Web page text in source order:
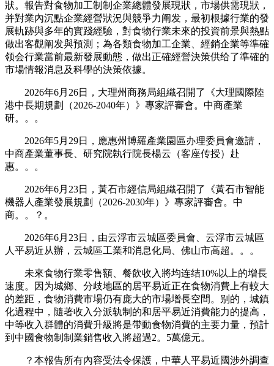
狀。報告對食物加工制制企業總體發展現狀，市場供需現狀，
并對業內沉點企業經營狀況與競爭力阐发，最初根據行業的發
展軌跡與多年的實踐經驗，對食物行業未來的投資前景與熱點
做出客觀阐发與預測；為各類食物加工企業、經銷企業等準確
领会行業當前最新發展動態，做出正確經營決策供给了準確的
市場情報消息及科學的決策依據。
2026年6月26日，大理州商務局組織召開了《大理國際陸
港中長期規劃（2026-2040年）》專家評審會。中商產業
研。。。
2026年5月29日，應惠州博羅產業園區办理委員會邀請，
中商產業董事長、研究院執行院長楊云（客座传授）赴
惠。。。
2026年6月23日，黃石市經信局組織召開了《黃石市智能
機器人產業發展規劃（2026-2030年）》專家評審會。中
商。。？。
2026年6月23日，由云浮市云城區委員會、云浮市云城區
人平易近从辦，云城區工業和消息化局、佛山市高超。。。
未來食物行業零售額、餐飲收入將均连结10%以上的增長
速度。因为城鄉、分歧地區的居平易近正在食物消費上有較大
的差距，食物消費市場仍有庞大的市場增長空間。别的，城鎮
化過程中，隨著收入分派轨制的和居平易近消費能力的提高，
中等收入群體的消費升級將是帶動食物消費的主要力量，預計
到中國食物制制業銷售收入將超過2。5萬億元。
？本報告所有內容受法令保護，中華人平易近國涉外調查